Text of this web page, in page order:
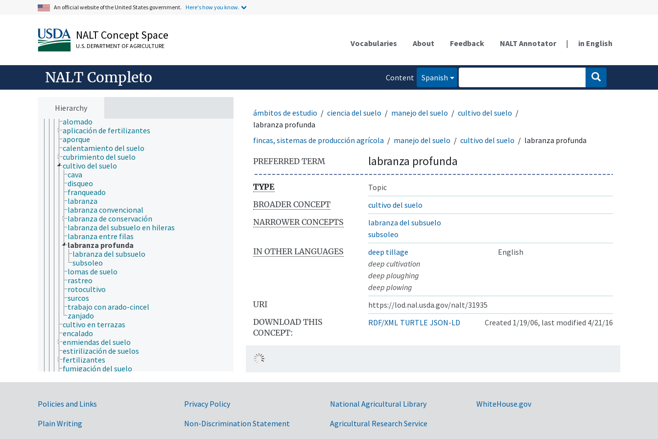
An official website of the United States government. Here's how you know.
NALT Concept Space
U.S. DEPARTMENT OF AGRICULTURE Vocabularies About Feedback NALT Annotator | in English
NALT Completo
Content
Spanish
Hierarchy
ciencia de la sostenibilidad
ciencia del sistema terrestre
ciencia del suelo
análisis del suelo
calidad del suelo
clasificación de suelos
estatus de productividad del suelo
fìsica del suelo
manejo del suelo
alomado
aplicación de fertilizantes
aporque
calentamiento del suelo
cubrimiento del suelo
cultivo del suelo
cava
disqueo
franqueado
labranza
labranza convencional
labranza de conservación
labranza del subsuelo en hileras
labranza entre filas
labranza profunda
labranza del subsuelo
subsoleo
lomas de suelo
rastreo
rotocultivo
surcos
trabajo con arado-cincel
zanjado
cultivo en terrazas
encalado
enmiendas del suelo
estirilización de suelos
fertilizantes
fumigación del suelo
preparación del sitio
solarización de suelos
tratamiento de suelos
ámbitos de estudio ciencia del suelo manejo del suelo
cultivo del suelo
labranza profunda
fincas, sistemas de producción agrícola
manejo del suelo cultivo del suelo labranza profunda
PREFERRED TERM labranza profunda
TYPE
Topic
BROADER CONCEPT
cultivo del suelo
NARROWER CONCEPTS
labranza del subsuelo
subsoleo
IN OTHER LANGUAGES
deep tillage
English
deep cultivation
deep ploughing
deep plowing
URI
https://lod.nal.usda.gov/nalt/31935
DOWNLOAD THIS
CONCEPT:
RDF/XML TURTLE JSON-LD Created 1/19/06, last modified 4/21/16
Government Links
Policies and Links
Plain Writing
Privacy Policy
Non-Discrimination Statement
National Agricultural Library
Agricultural Research Service
WhiteHouse.gov